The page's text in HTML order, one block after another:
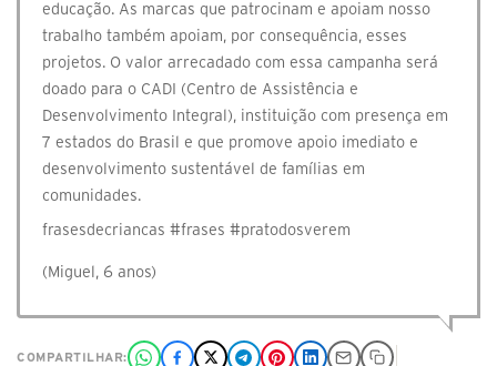
educação. As marcas que patrocinam e apoiam nosso
trabalho também apoiam, por consequência, esses
projetos. O valor arrecadado com essa campanha será
doado para o CADI (Centro de Assistência e
Desenvolvimento Integral), instituição com presença em
7 estados do Brasil e que promove apoio imediato e
desenvolvimento sustentável de famílias em
comunidades.
frasesdecriancas #frases #pratodosverem
(Miguel, 6 anos)
COMPARTILHAR: